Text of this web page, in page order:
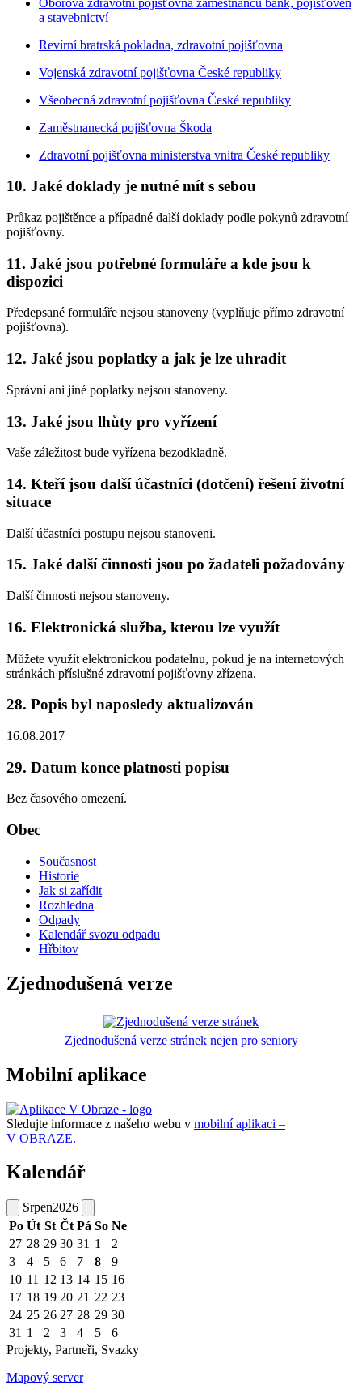
a stavebnictví
Revírní bratrská pokladna, zdravotní pojišťovna
Vojenská zdravotní pojišťovna České republiky
Všeobecná zdravotní pojišťovna České republiky
Zaměstnanecká pojišťovna Škoda
Zdravotní pojišťovna ministerstva vnitra České republiky
10. Jaké doklady je nutné mít s sebou
Průkaz pojištěnce a případné další doklady podle pokynů zdravotní
pojišťovny.
11. Jaké jsou potřebné formuláře a kde jsou k
dispozici
Předepsané formuláře nejsou stanoveny (vyplňuje přímo zdravotní
pojišťovna).
12. Jaké jsou poplatky a jak je lze uhradit
Správní ani jiné poplatky nejsou stanoveny.
13. Jaké jsou lhůty pro vyřízení
Vaše záležitost bude vyřízena bezodkladně.
14. Kteří jsou další účastníci (dotčení) řešení životní
situace
Další účastníci postupu nejsou stanoveni.
15. Jaké další činnosti jsou po žadateli požadovány
Další činnosti nejsou stanoveny.
16. Elektronická služba, kterou lze využít
Můžete využít elektronickou podatelnu, pokud je na internetových
stránkách příslušné zdravotní pojišťovny zřízena.
28. Popis byl naposledy aktualizován
16.08.2017
29. Datum konce platnosti popisu
Bez časového omezení.
Obec
Současnost
Historie
Jak si zařídit
Rozhledna
Odpady
Kalendář svozu odpadu
Hřbitov
Zjednodušená verze
Zjednodušená verze stránek nejen pro seniory
Mobilní aplikace
Sledujte informace z našeho webu v mobilní aplikaci –
V OBRAZE.
Kalendář
Srpen2026
Po Út St Čt Pá So Ne
27 28 29 30 31 1
2
3
4 5 6 7 8
9
10 11 12 13 14 15 16
17 18 19 20 21 22 23
24 25 26 27 28 29 30
31 1 2 3 4 5
6
Projekty, Partneři, Svazky
Mapový server